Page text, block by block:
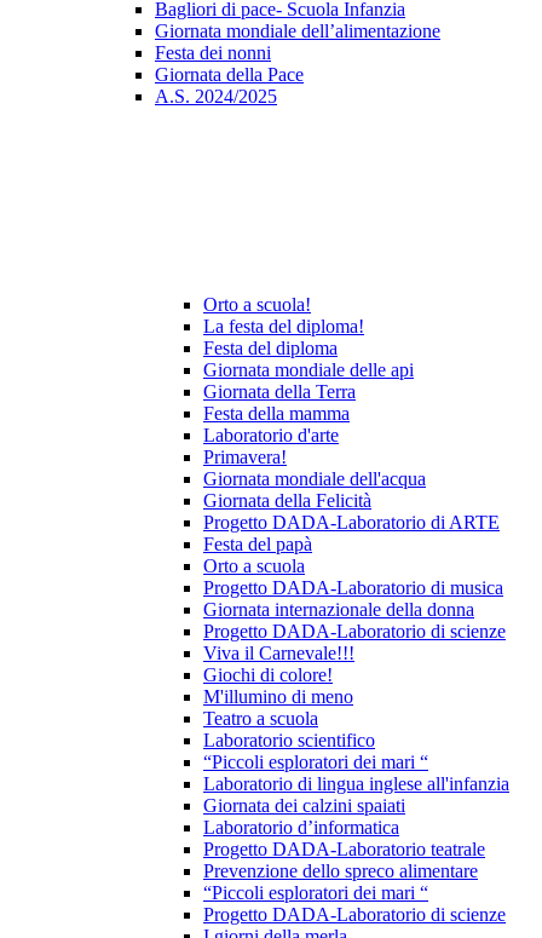
Bagliori di pace- Scuola Infanzia
Giornata mondiale dell’alimentazione
Festa dei nonni
Giornata della Pace
A.S. 2024/2025
Orto a scuola!
La festa del diploma!
Festa del diploma
Giornata mondiale delle api
Giornata della Terra
Festa della mamma
Laboratorio d'arte
Primavera!
Giornata mondiale dell'acqua
Giornata della Felicità
Progetto DADA-Laboratorio di ARTE
Festa del papà
Orto a scuola
Progetto DADA-Laboratorio di musica
Giornata internazionale della donna
Progetto DADA-Laboratorio di scienze
Viva il Carnevale!!!
Giochi di colore!
M'illumino di meno
Teatro a scuola
Laboratorio scientifico
“Piccoli esploratori dei mari “
Laboratorio di lingua inglese all'infanzia
Giornata dei calzini spaiati
Laboratorio d’informatica
Progetto DADA-Laboratorio teatrale
Prevenzione dello spreco alimentare
“Piccoli esploratori dei mari “
Progetto DADA-Laboratorio di scienze